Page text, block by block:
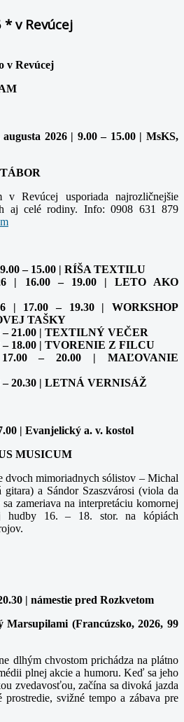
* v Revúcej
v Revúcej
2026 | 9.00 – 15.00 | MsKS,
v Revúcej usporiada najrozličnejšie
aj celé rodiny. Info: 0908 631 879
9.00 – 15.00 | RÍŠA TEXTILU
| 16.00 – 19.00 | LETO AKO
| 17.00 – 19.30 | WORKSHOP
TAŠKY
– 21.00 | TEXTILNÝ VEČER
– 18.00 | TVORENIE Z FILCU
– 20.00 | MAĽOVANIE
– 20.30 | LETNÁ VERNISÁŽ
| Evanjelický a. v. kostol
MUSICUM
dvoch mimoriadnych sólistov – Michal
a Sándor Szaszvárosi (viola da
zameriava na interpretáciu komornej
hudby 16. – 18. stor. na kópiách
| námestie pred Rozkvetom
(Francúzsko, 2026, 99
dlhým chvostom prichádza na plátno
plnej akcie a humoru. Keď sa jeho
zvedavosťou, začína sa divoká jazda
svižné tempo a zábava pre